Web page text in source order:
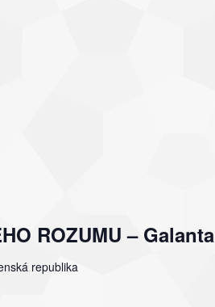
ROZUMU – Galanta
republika